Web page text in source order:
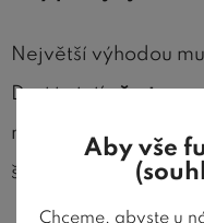
Největší výhodou
Dori je její
naleznete jak místo
šatní skříně.
Aby vše
Chceme, abyste u